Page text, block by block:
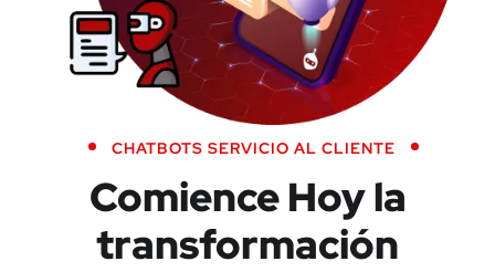
CHATBOTS SERVICIO AL CLIENTE
Comience Hoy la
transformación